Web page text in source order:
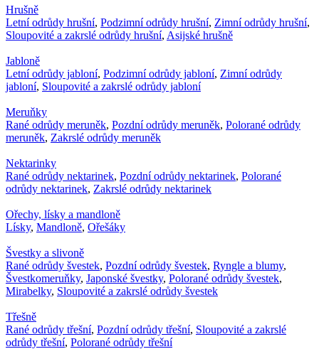
Hrušně
Letní odrůdy hrušní, Podzimní odrůdy hrušní, Zimní odrůdy hrušní,
Sloupovité a zakrslé odrůdy hrušní, Asijské hrušně
Jabloně
Letní odrůdy jabloní, Podzimní odrůdy jabloní, Zimní odrůdy
jabloní, Sloupovité a zakrslé odrůdy jabloní
Meruňky
Rané odrůdy meruněk, Pozdní odrůdy meruněk, Polorané odrůdy
meruněk, Zakrslé odrůdy meruněk
Nektarinky
Rané odrůdy nektarinek, Pozdní odrůdy nektarinek, Polorané
odrůdy nektarinek, Zakrslé odrůdy nektarinek
Ořechy, lísky a mandloně
Lísky, Mandloně, Ořešáky
Švestky a slivoně
Rané odrůdy švestek, Pozdní odrůdy švestek, Ryngle a blumy,
Švestkomeruňky, Japonské švestky, Polorané odrůdy švestek,
Mirabelky, Sloupovité a zakrslé odrůdy švestek
Třešně
Rané odrůdy třešní, Pozdní odrůdy třešní, Sloupovité a zakrslé
odrůdy třešní, Polorané odrůdy třešní